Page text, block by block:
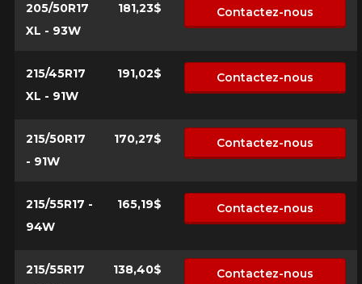
205/50R17
XL - 93W
181,23$ Contactez-nous
215/45R17
XL - 91W
191,02$ Contactez-nous
215/50R17
- 91W
170,27$ Contactez-nous
215/55R17 -
94W
165,19$ Contactez-nous
215/55R17
138,40$ Contactez-nous